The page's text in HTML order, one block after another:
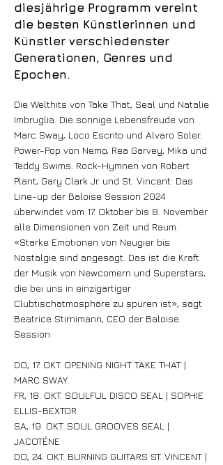
diesjährige Programm vereint
die besten Künstlerinnen und
Künstler verschiedenster
Generationen, Genres und
Epochen.
Die Welthits von Take That, Seal und Natalie
Imbruglia. Die sonnige Lebensfreude von
Marc Sway, Loco Escrito und Alvaro Soler.
Power-Pop von Nemo, Rea Garvey, Mika und
Teddy Swims. Rock-Hymnen von Robert
Plant, Gary Clark Jr. und St. Vincent: Das
Line-up der Baloise Session 2024
überwindet vom 17. Oktober bis 8. November
alle Dimensionen von Zeit und Raum.
«Starke Emotionen von Neugier bis
Nostalgie sind angesagt. Das ist die Kraft
der Musik von Newcomern und Superstars,
die bei uns in einzigartiger
Clubtischatmosphäre zu spüren ist», sagt
Beatrice Stirnimann, CEO der Baloise
Session.
DO, 17. OKT. OPENING NIGHT TAKE THAT |
MARC SWAY
FR, 18. OKT. SOULFUL DISCO SEAL | SOPHIE
ELLIS-BEXTOR
SA, 19. OKT. SOUL GROOVES SEAL |
JACOTÉNE
DO, 24. OKT. BURNING GUITARS ST. VINCENT |